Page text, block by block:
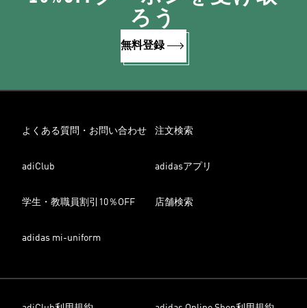
ろう
無料登録
よくある質問・お問い合わせ 注文検索
adiClub adidasアプリ
学生・教職員割引10％OFF 店舗検索
adidas mi-uniform